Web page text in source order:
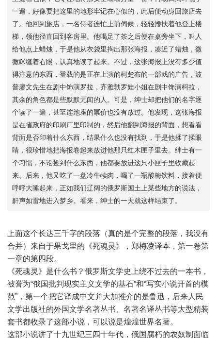
一遍，好像要把这里的地形牢记在心似的，此后便动身回旅店去
了。他回到旅店，一名侍者连忙上前伺候，轻轻搀扶着他登上楼
梯，领他径直回到客房里。他喝足了茶之后便在桌旁坐下，叫人
给他点上蜡烛，于是他从衣袋里掏出那张海报，凑近了蜡烛，微
微眯缝着右眼，认真地读了起来。不过，这张海报上没有多少值
得注意的东西，登载的是正在上演的柯楚布的一部戏的广告，波
普廖文先生在剧中饰演罗拉，齐雅勃罗娃小姐在剧中饰演柯拉，
其余的角色都是些默默无闻的人。可是，绅士却把他们的名字逐
个读了一遍，甚至连池座的票价也没有放过。他发现，这张海报
是在省政府的印刷厂里印制的，然后他翻到海报的背面，想看看
背面是否印着什么东西，结果什么也没有找到，于是他揉了揉眼
睛，很珍惜地把海报卷起来放进他那只红木匣子里去。绅士有一
个习惯，不论捡到什么东西，他都要放进这只小匣子里收藏起
来。后来，他又吃了一盘冷牛犊肉，喝了一瓶酸梅饮料，接着便
呼呼大睡起来，正如我们辽阔的俄罗斯国土上某些地方的说法，
鼾声如雷地进入梦乡。看来，绅士的一天就这样结束了。
上面这个长达三千字的段落（真的是个完整的段落，我没有
合并）来自于果戈里的《死魂灵》，郑梅凌译本，第一卷第
一章的第四段。
《死魂灵》是什么书？俄罗斯文学史上绕不过去的一本书，
被誉为“俄国批判现实主义文学的基石”和“写实小说开首的模
范”，第一个把它译成中文并大加推介的是鲁迅，后来人民
文学出版社的外国文学名著丛书、名著名译丛书等大型精装
套书都收录了这部小说，可以说是煌煌世界名著。
这部小说讲了十九世纪三四十年代，俄国腐朽的农奴制面临